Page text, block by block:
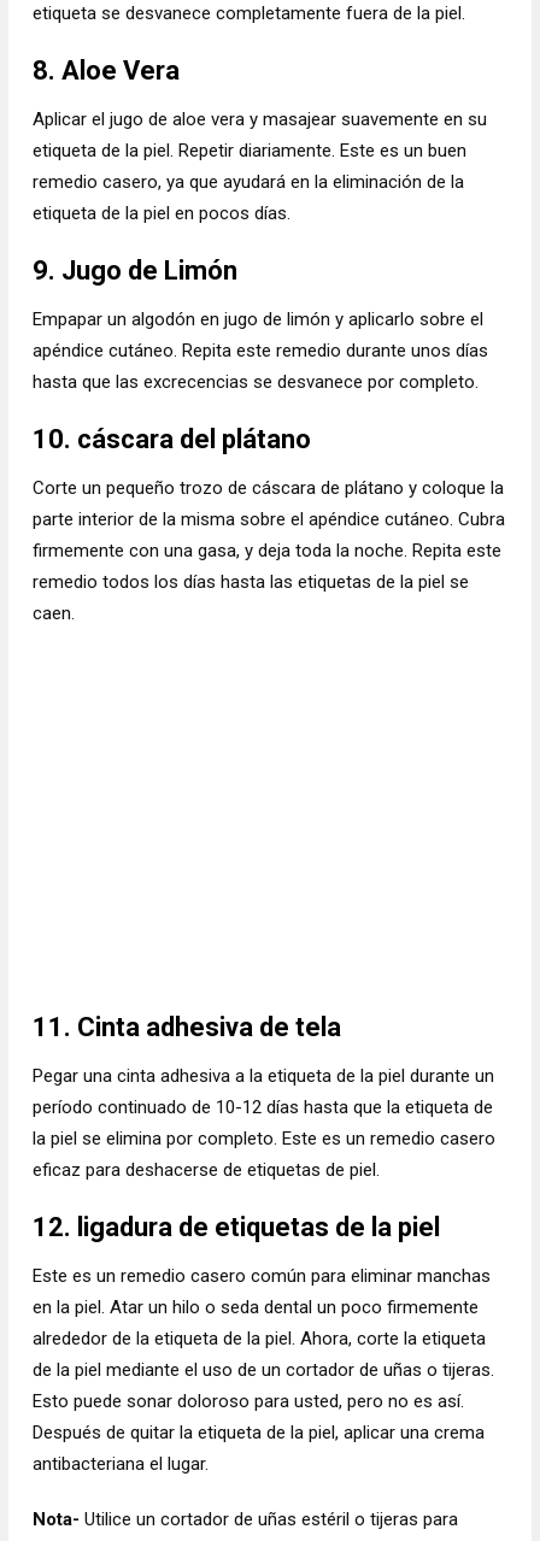
etiqueta se desvanece completamente fuera de la piel.
8. Aloe Vera
Aplicar el jugo de aloe vera y masajear suavemente en su
etiqueta de la piel. Repetir diariamente. Este es un buen
remedio casero, ya que ayudará en la eliminación de la
etiqueta de la piel en pocos días.
9. Jugo de Limón
Empapar un algodón en jugo de limón y aplicarlo sobre el
apéndice cutáneo. Repita este remedio durante unos días
hasta que las excrecencias se desvanece por completo.
10. cáscara del plátano
Corte un pequeño trozo de cáscara de plátano y coloque la
parte interior de la misma sobre el apéndice cutáneo. Cubra
firmemente con una gasa, y deja toda la noche. Repita este
remedio todos los días hasta las etiquetas de la piel se
caen.
11. Cinta adhesiva de tela
Pegar una cinta adhesiva a la etiqueta de la piel durante un
período continuado de 10-12 días hasta que la etiqueta de
la piel se elimina por completo. Este es un remedio casero
eficaz para deshacerse de etiquetas de piel.
12. ligadura de etiquetas de la piel
Este es un remedio casero común para eliminar manchas
en la piel. Atar un hilo o seda dental un poco firmemente
alrededor de la etiqueta de la piel. Ahora, corte la etiqueta
de la piel mediante el uso de un cortador de uñas o tijeras.
Esto puede sonar doloroso para usted, pero no es así.
Después de quitar la etiqueta de la piel, aplicar una crema
antibacteriana el lugar.
Nota- Utilice un cortador de uñas estéril o tijeras para